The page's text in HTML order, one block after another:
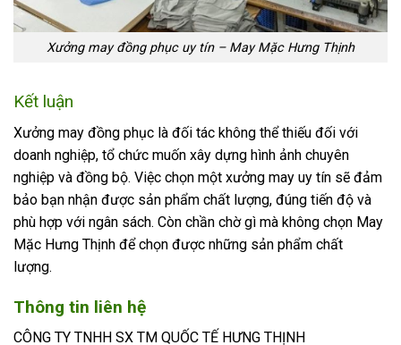
Xưởng may đồng phục uy tín – May Mặc Hưng Thịnh
Kết luận
Xưởng may đồng phục là đối tác không thể thiếu đối với
doanh nghiệp, tổ chức muốn xây dựng hình ảnh chuyên
nghiệp và đồng bộ. Việc chọn một xưởng may uy tín sẽ đảm
bảo bạn nhận được sản phẩm chất lượng, đúng tiến độ và
phù hợp với ngân sách. Còn chần chờ gì mà không chọn May
Mặc Hưng Thịnh để chọn được những sản phẩm chất
lượng.
Thông tin liên hệ
CÔNG TY TNHH SX TM QUỐC TẾ HƯNG THỊNH